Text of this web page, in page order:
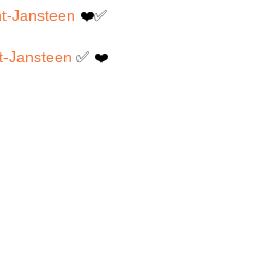
Jansteen ❤️✅
Jansteen ✅ ❤️